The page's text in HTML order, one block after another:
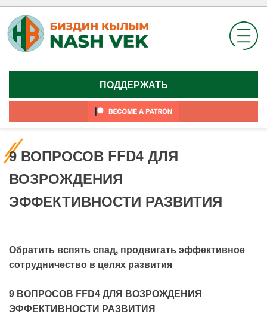
Skip
content
ПОДДЕРЖАТЬ
9 ВОПРОСОВ FFD4 ДЛЯ
ВОЗРОЖДЕНИЯ
ЭФФЕКТИВНОСТИ РАЗВИТИЯ
Обратить вспять спад, продвигать эффективное
сотрудничество в целях развития
9 ВОПРОСОВ FFD4 ДЛЯ ВОЗРОЖДЕНИЯ
ЭФФЕКТИВНОСТИ РАЗВИТИЯ